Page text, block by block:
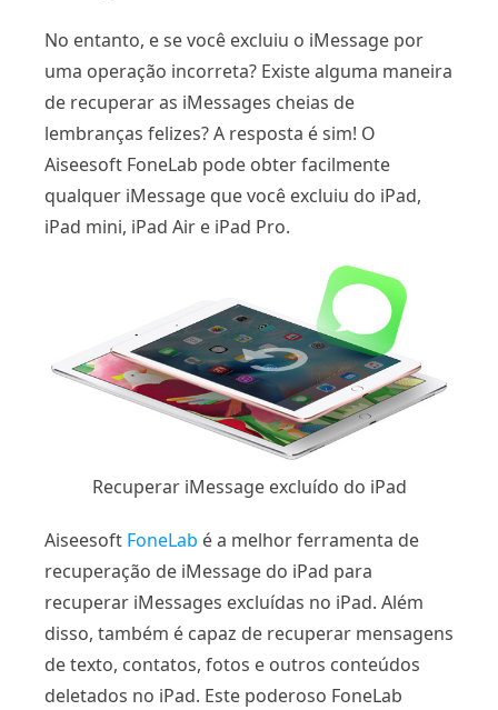
No entanto, e se você excluiu o iMessage por
uma operação incorreta? Existe alguma maneira
de recuperar as iMessages cheias de
lembranças felizes? A resposta é sim! O
Aiseesoft FoneLab pode obter facilmente
qualquer iMessage que você excluiu do iPad,
iPad mini, iPad Air e iPad Pro.
Recuperar iMessage excluído do iPad
Aiseesoft FoneLab é a melhor ferramenta de
recuperação de iMessage do iPad para
recuperar iMessages excluídas no iPad. Além
disso, também é capaz de recuperar mensagens
de texto, contatos, fotos e outros conteúdos
deletados no iPad. Este poderoso FoneLab